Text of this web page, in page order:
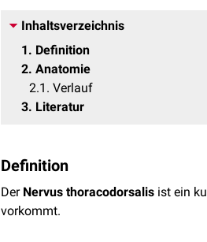
Inhaltsverzeichnis
1
Definition
2 Anatomie
2.1 Verlauf
3 Literatur
Definition
Der Nervus thoracodorsalis ist ein
vorkommt.